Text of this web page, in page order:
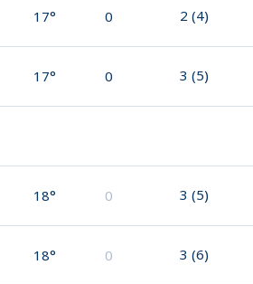
17° 0 2 (4)
17° 0 3 (5)
18° 0 3 (5)
18° 0 3 (6)